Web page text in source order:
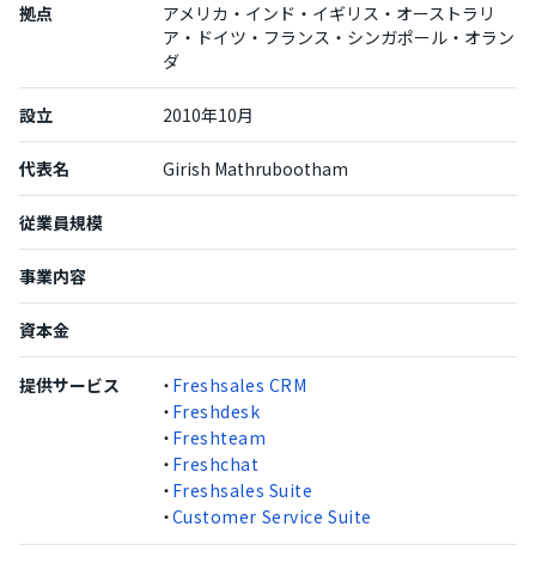
拠点
アメリカ・インド・イギリス・オーストラリ
ア・ドイツ・フランス・シンガポール・オラン
ダ
設立 2010年10月
代表名 Girish Mathrubootham
従業員規模
事業内容
資本金
提供サービス ・ Freshsales CRM
・ Freshdesk
・ Freshteam
・ Freshchat
・ Freshsales Suite
・Customer Service Suite